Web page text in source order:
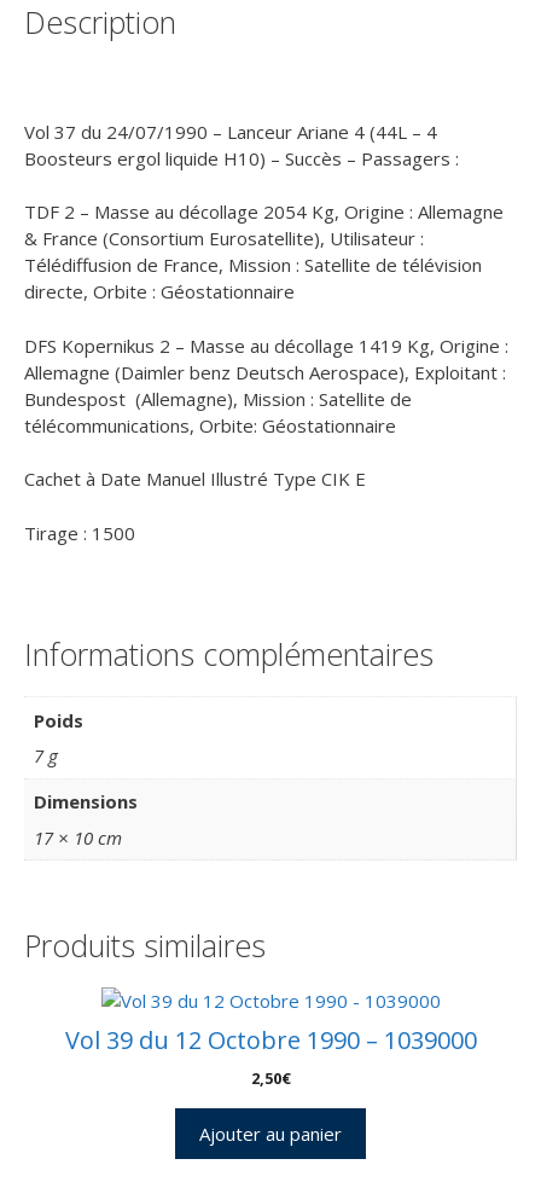
Description
Vol 37 du 24/07/1990 – Lanceur Ariane 4 (44L – 4
Boosteurs ergol liquide H10) – Succès – Passagers :
TDF 2 – Masse au décollage 2054 Kg, Origine : Allemagne
& France (Consortium Eurosatellite), Utilisateur :
Télédiffusion de France, Mission : Satellite de télévision
directe, Orbite : Géostationnaire
DFS Kopernikus 2 – Masse au décollage 1419 Kg, Origine :
Allemagne (Daimler benz Deutsch Aerospace), Exploitant :
Bundespost (Allemagne), Mission : Satellite de
télécommunications, Orbite: Géostationnaire
Cachet à Date Manuel Illustré Type CIK E
Tirage : 1500
Informations complémentaires
Poids
7 g
Dimensions
17 × 10 cm
Produits similaires
Vol 39 du 12 Octobre 1990 – 1039000
2,50€
Ajouter au panier